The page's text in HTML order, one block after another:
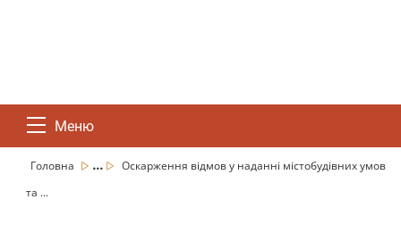
Меню
Головна ...
Оскарження відмов у наданні містобудівних умов
та ...